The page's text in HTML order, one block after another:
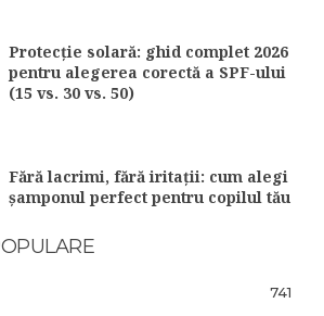
Protecție solară: ghid complet 2026
pentru alegerea corectă a SPF-ului
(15 vs. 30 vs. 50)
Fără lacrimi, fără iritații: cum alegi
șamponul perfect pentru copilul tău
741